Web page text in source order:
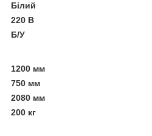
Білий
220 В
Б/У
1200 мм
750 мм
2080 мм
200 кг